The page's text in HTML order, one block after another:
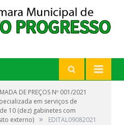
DE PREÇOS Nº 001/2021
em serviços de
10 (dez) gabinetes com
externo) » EDITAL09082021